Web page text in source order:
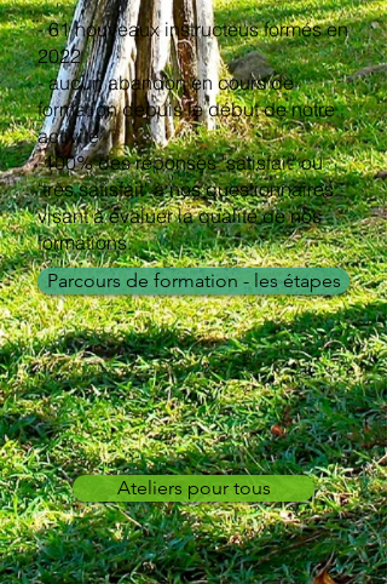
- 61 nouveaux instructeus formés en
2022
- aucun abandon en cours de
formation depuis le début de notre
activité
-100% des réponses "satisfait" ou
"très satisfait" à nos questionnaires
visant à évaluer la qualité de nos
formations.
Parcours de formation - les étapes
Consulter nos ateliers
ouverts à tous
Ateliers pour tous